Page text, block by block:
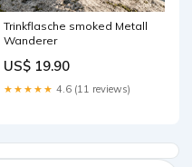
Trinkflasche smoked Metall
Wanderer
US$ 19.90
★★★★★ 4.6 (11 reviews)